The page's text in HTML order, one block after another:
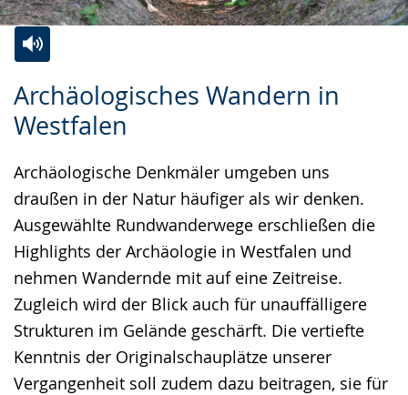
Archäologisches Wandern in
Westfalen
Archäologische Denkmäler umgeben uns
draußen in der Natur häufiger als wir denken.
Ausgewählte Rundwanderwege erschließen die
Highlights der Archäologie in Westfalen und
nehmen Wandernde mit auf eine Zeitreise.
Zugleich wird der Blick auch für unauffälligere
Strukturen im Gelände geschärft. Die vertiefte
Kenntnis der Originalschauplätze unserer
Vergangenheit soll zudem dazu beitragen, sie für
Leichten
Sprache
Audio-
Unterstützung.
Video
in
Gebärdensprache
wird
angezeigt.